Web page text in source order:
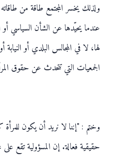
ولذلك يخسر المجتمع طاقة من
عندما يحيّدها عن الشأن السياسي
لها، لا في المجالس البلدي أو
الجمعيات التي تتحدث عن حقوق
وختم : "إننا لا نريد أن يكون
حقيقية فعالة. إن المسؤولية تقع